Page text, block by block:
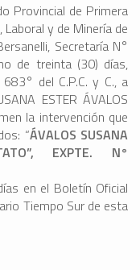
Provincial de Primera
Laboral y de Minería de
Secretaría N°
de treinta (30) días,
del C.P.C. y C., a
ESTER ÁVALOS
la intervención que
“ÁVALOS SUSANA
EXPTE. N°
en el Boletín Oficial
Tiempo Sur de esta